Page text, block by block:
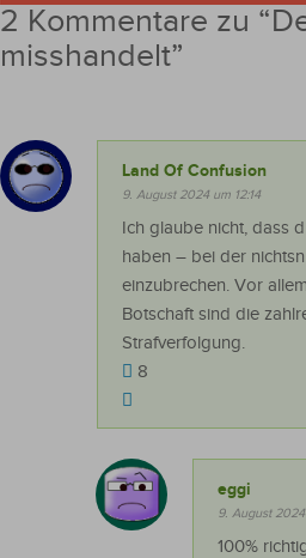
2 Kommentare zu “
misshandelt”
Land Of Confusion
9. August 2024 um 12:14
Ich glaube nicht, dass
haben – bei der
einzubrechen. Vor
Botschaft sind die
Strafverfolgung.
8
eggi
9. August
100%